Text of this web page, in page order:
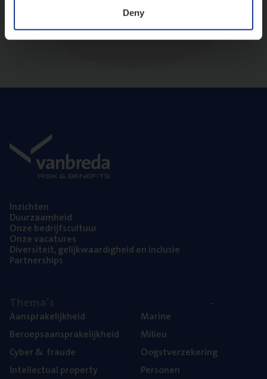
Deny
Inzich­ten
Duur­zaam­heid
Onze bedrijfs­cul­tuur
Onze vaca­tu­res
Diver­si­teit, gelijk­waar­dig­heid en inclusie
Part­ner­ships
Aan­spra­ke­lijk­heid
Beroeps­aan­spra­ke­lijk­heid
Cyber& fraude
Intel­lec­tu­al property
Mari­ne
Mili­eu
Oogst­ver­ze­ke­ring
Per­so­nen